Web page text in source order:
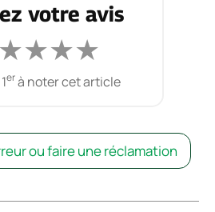
votre avis
★★★★
erà noter cet article
ou faire une réclamation